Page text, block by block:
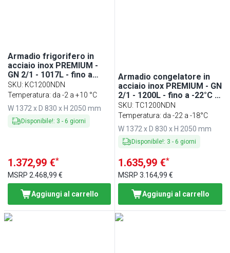
Armadio frigorifero in
acciaio inox PREMIUM -
GN 2/1 - 1017L - fino a
+10°C - con 2 porte
SKU: KC1200NDN
Temperatura: da -2 a +10 °C
W 1372 x D 830 x H 2050 mm
Disponibile!: 3 - 6 giorni
1.372,99 €*
MSRP 2.468,99 €
Aggiungi al carrello
Armadio congelatore in
acciaio inox PREMIUM - GN
2/1 - 1200L - fino a -22°C -
con 2 porte - ventilato;
LED; telaio porta
SKU:TC1200NDN
Temperatura: da -22 a -18°C
W 1372 x D 830 x H 2050 mm
Disponibile!: 3 - 6 giorni
1.635,99 €*
MSRP3.164,99 €
Aggiungi al carrello